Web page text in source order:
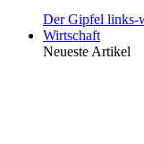
Der Gipfel links-
Wirtschaft
Neueste Artikel